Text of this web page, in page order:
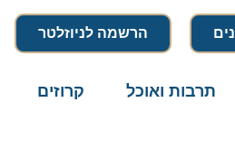
הרשמה לניוזלטר
תרבות ואוכל קרוזים